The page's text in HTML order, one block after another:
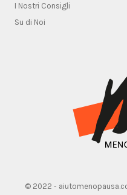
I Nostri Consigli
Su di Noi
© 2022 -